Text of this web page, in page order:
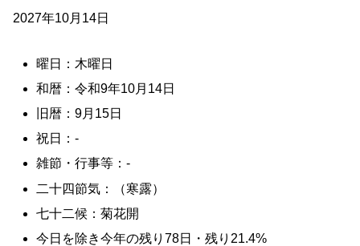
2027年10月14日
曜日：木曜日
和暦：令和9年10月14日
旧暦：9月15日
祝日：-
雑節・行事等：-
二十四節気：（寒露）
七十二候：菊花開
今日を除き今年の残り78日・残り21.4%